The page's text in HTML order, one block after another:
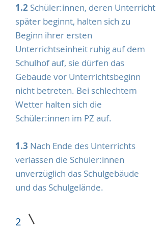
1.2 Schüler:innen, deren Unterricht
später beginnt, halten sich zu
Beginn ihrer ersten
Unterrichtseinheit ruhig auf dem
Schulhof auf, sie dürfen das
Gebäude vor Unterrichtsbeginn
nicht betreten. Bei schlechtem
Wetter halten sich die
Schüler:innen im PZ auf.
1.3 Nach Ende des Unterrichts
verlassen die Schüler:innen
unverzüglich das Schulgebäude
und das Schulgelände.
2